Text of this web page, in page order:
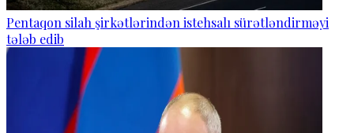
Pentaqon silah şirkətlərindən istehsalı sürətləndirməyi
tələb edib